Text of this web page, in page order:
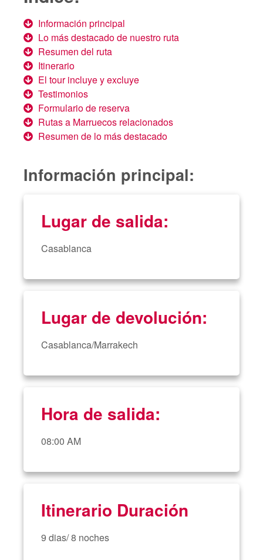
Información principal
Lo más destacado de nuestro ruta
Resumen del ruta
Itinerario
El tour incluye y excluye
Testimonios
Formulario de reserva
Rutas a Marruecos relacionados
Resumen de lo más destacado
Información principal:
Lugar de salida:
Casablanca
Lugar de devolución:
Casablanca/Marrakech
Hora de salida:
08:00 AM
Itinerario Duración
9 dias/ 8 noches